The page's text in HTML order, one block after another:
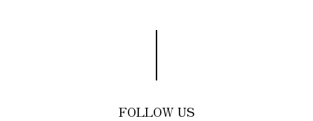
FOLLOW US